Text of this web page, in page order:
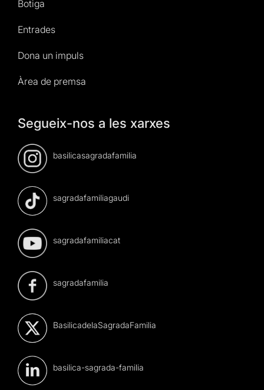
Botiga
Entrades
Dona un impuls
Àrea de premsa
Segueix-nos a les xarxes
basilicasagradafamilia
sagradafamiliagaudi
sagradafamiliacat
sagradafamilia
BasilicadelaSagradaFamilia
basilica-sagrada-familia